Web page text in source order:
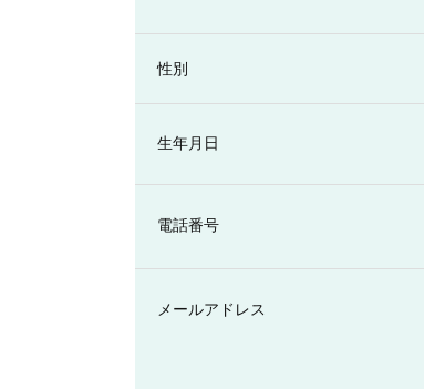
性別
生年月日
電話番号
メールアドレス